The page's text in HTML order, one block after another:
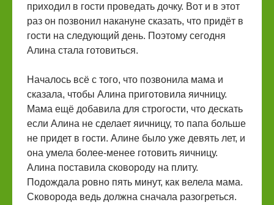
приходил в гости проведать дочку. Вот и в этот
раз он позвонил накануне сказать, что придёт в
гости на следующий день. Поэтому сегодня
Алина стала готовиться.
Началось всё с того, что позвонила мама и
сказала, чтобы Алина приготовила яичницу.
Мама ещё добавила для строгости, что дескать
если Алина не сделает яичницу, то папа больше
не придет в гости. Алине было уже девять лет, и
она умела более-менее готовить яичницу.
Алина поставила сковороду на плиту.
Подождала ровно пять минут, как велела мама.
Сковорода ведь должна сначала разогреться.